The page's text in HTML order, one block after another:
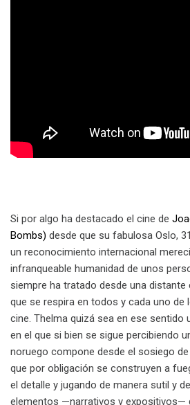
Si por algo ha destacado el cine de
Bombs) desde que su fabulosa Oslo,
un reconocimiento internacional
infranqueable humanidad de unos
siempre ha tratado desde una distante
que se respira en todos y cada uno
cine. Thelma quizá sea en ese sentido
en el que si bien se sigue percibiendo
noruego compone desde el sosiego
que por obligación se construyen a
el detalle y jugando de manera sutil y
elementos —narrativos y expositivos—